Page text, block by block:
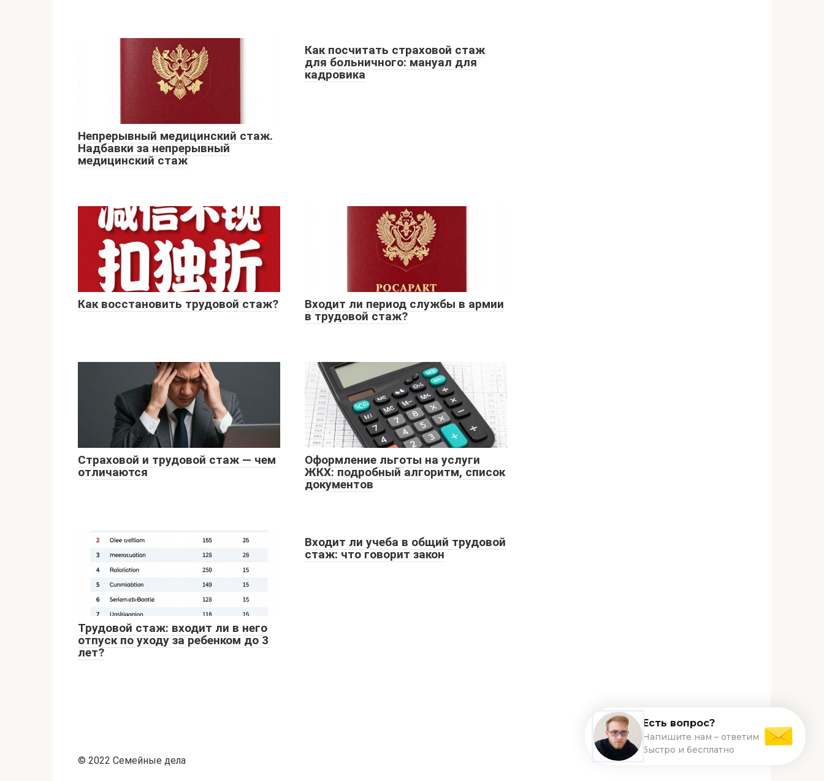
Непрерывный медицинский стаж.
Надбавки за непрерывный
медицинский стаж
Как посчитать страховой стаж
для больничного: мануал для
кадровика
Как восстановить трудовой стаж?
Входит ли период службы в армии
в трудовой стаж?
Страховой и трудовой стаж — чем
отличаются
Оформление льготы на услуги
ЖКХ: подробный алгоритм, список
документов
Трудовой стаж: входит ли в него
отпуск по уходу за ребенком до 3
лет?
Входит ли учеба в общий трудовой
стаж: что говорит закон
© 2022 Семейные дела